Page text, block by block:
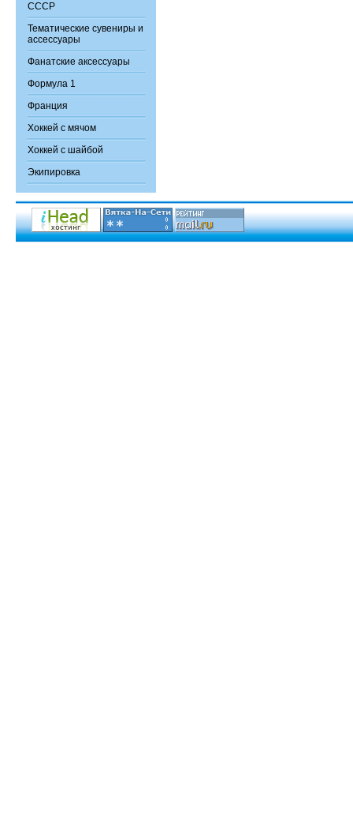
СССР
Тематические сувениры и
ассессуары
Фанатские аксессуары
Формула 1
Франция
Хоккей с мячом
Хоккей с шайбой
Экипировка